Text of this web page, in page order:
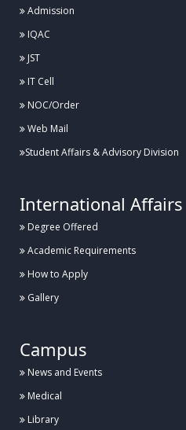
Posted:
Posted:২৬ জুলাই, হাবিপ্রবি, দিনাজপুর
Posted:১৬ জুলাই, হাবিপ্রবি, দিনাজপুর
হাবিপ্রবি'র শহীদ রাষ্ট্রপতি জিয়াউর রহমানের
আন্তঃবিশ্ববিদ্যালয় তায়কোয়ানডো ও কারাতে
Admission
IQAC
JST
IT Cell
NOC/Order
Web Mail
Student Affairs & Advisory Division
International Affairs
Degree Offered
Academic Requirements
How to Apply
Gallery
Campus
News and Events
Medical
Library